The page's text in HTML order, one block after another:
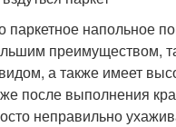
паркетное напольное
преимуществом,
а также имеет
после выполнения
неправильно